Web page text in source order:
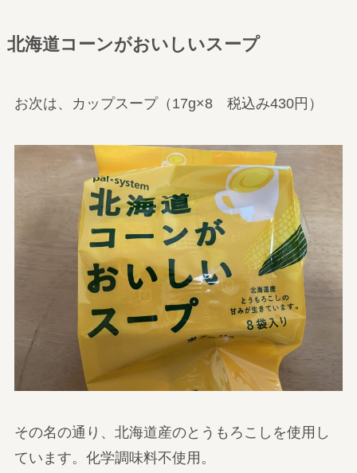
北海道コーンがおいしいスープ
お次は、カップスープ（17g×8 税込み430円）
その名の通り、北海道産のとうもろこしを使用し
ています。化学調味料不使用。